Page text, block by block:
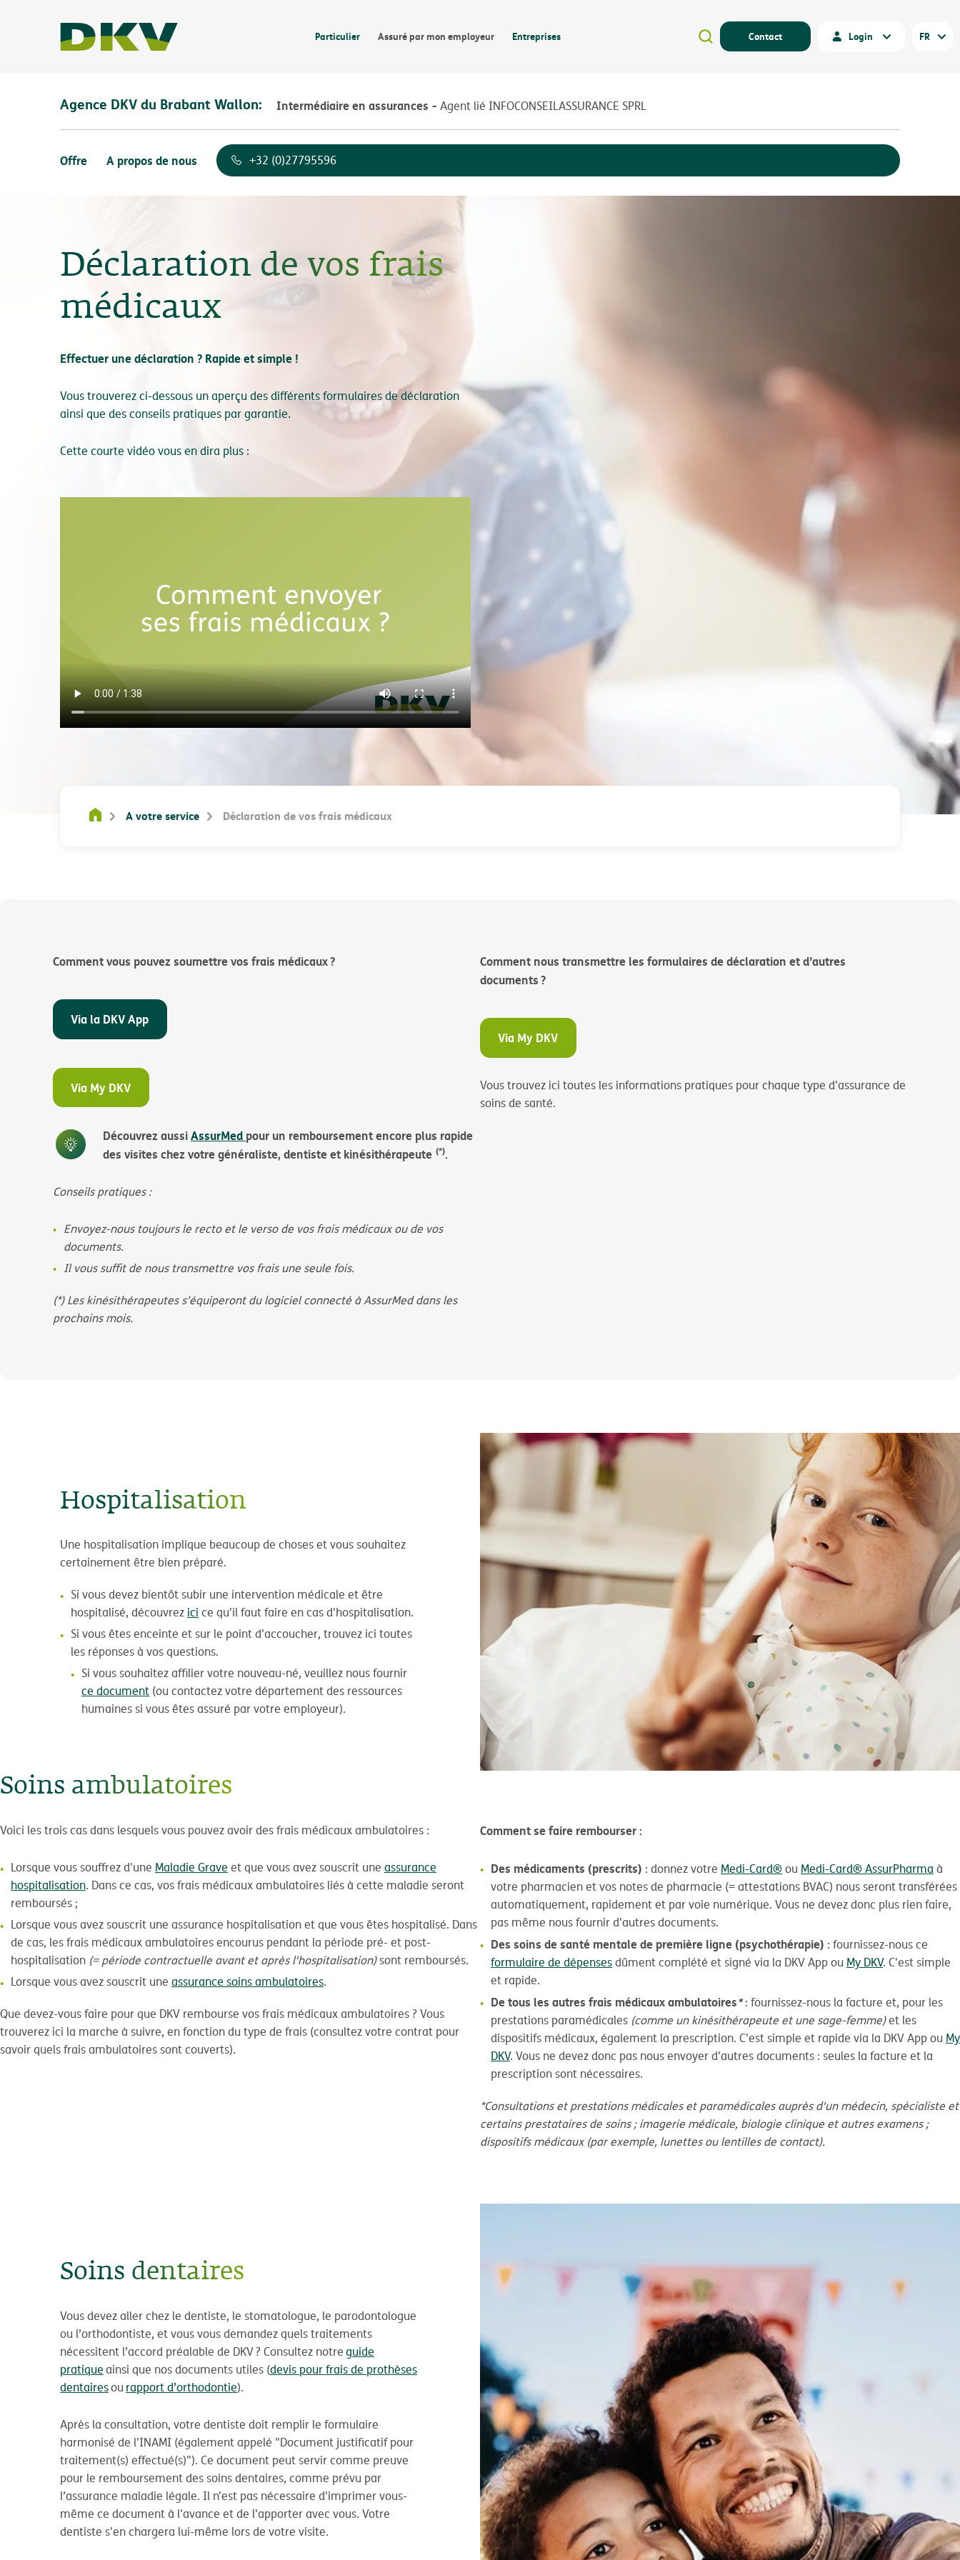
Particulier Assuré par mon employeur Entreprises Contact Login FR
Agence DKV du Brabant Wallon: Intermédiaire en assurances Agent lié INFOCONSEILASSURANCE SPRL
Offre A propos de nous +32 (0)27795596
Déclaration de vos frais
médicaux
Effectuer une déclaration ? Rapide et simple !
Vous trouverez ci-dessous un aperçu des différents formulaires de déclaration
ainsi que des conseils pratiques par garantie.
Cette courte vidéo vous en dira plus :
A votre service Déclaration de vos frais médicaux
Comment vous pouvez soumettre vos frais médicaux ?
Via la DKV App
Via My DKV
Découvrez aussiAssurMed pour un remboursement encore plus rapide
des visites chez votre généraliste, dentiste et kinésithérapeute (*).
Conseils pratiques :
Envoyez-nous toujours le recto et le verso de vos frais médicaux ou de vos
documents.
Il vous suffit de nous transmettre vos frais une seule fois.
(*) Les kinésithérapeutes s’équiperont du logiciel connecté à AssurMed dans les
prochains mois.
Comment nous transmettre les formulaires de déclaration et d’autres
documents ?
Via My DKV
Vous trouvez ici toutes les informations pratiques pour chaque type d'assurance de
soins de santé.
Hospitalisation
Une hospitalisation implique beaucoup de choses et vous souhaitez
certainement être bien préparé.
Si vous devez bientôt subir une intervention médicale et être
hospitalisé, découvrez ici ce qu'il faut faire en cas d'hospitalisation.
Si vous êtes enceinte et sur le point d'accoucher, trouvez ici toutes
les réponses à vos questions.
Si vous souhaitez affilier votre nouveau-né, veuillez nous fournir
ce document (ou contactez votre département des ressources
humaines si vous êtes assuré par votre employeur).
Soins ambulatoires
Voici les trois cas dans lesquels vous pouvez avoir des frais médicaux ambulatoires :
Lorsque vous souffrez d'une Maladie Grave et que vous avez souscrit une assurance
hospitalisation. Dans ce cas, vos frais médicaux ambulatoires liés à cette maladie seront
remboursés ;
Lorsque vous avez souscrit une assurance hospitalisation et que vous êtes hospitalisé. Dans
de cas, les frais médicaux ambulatoires encourus pendant la période pré- et post-
hospitalisation (= période contractuelle avant et après l'hospitalisation)sont remboursés.
Lorsque vous avez souscrit une assurance soins ambulatoires.
Que devez-vous faire pour que DKV rembourse vos frais médicaux ambulatoires ? Vous
trouverez ici la marche à suivre, en fonction du type de frais (consultez votre contrat pour
savoir quels frais ambulatoires sont couverts).
Comment se faire rembourser :
Des médicaments (prescrits) : donnez votre Medi-Card®ou Medi-Card® AssurPharma à
votre pharmacien et vos notes de pharmacie (= attestations BVAC) nous seront transférées
automatiquement, rapidement et par voie numérique. Vous ne devez donc plus rien faire,
pas même nous fournir d'autres documents.
Des soins de santé mentale de première ligne (psychothérapie) : fournissez-nous ce
formulaire de dépensesdûment complété et signé via la DKV App ou My DKV. C'est simple
et rapide.
De tous les autres frais médicaux ambulatoires*: fournissez-nous la facture et, pour les
prestations paramédicales (comme un kinésithérapeute et une sage-femme)et les
dispositifs médicaux, également la prescription. C'est simple et rapide via la DKV App ou My
DKV. Vous ne devez donc pas nous envoyer d'autres documents : seules la facture et la
prescription sont nécessaires.
*Consultations et prestations médicales et paramédicales auprès d'un médecin, spécialiste et
certains prestataires de soins ; imagerie médicale, biologie clinique et autres examens ;
dispositifs médicaux (par exemple, lunettes ou lentilles de contact).
Soins dentaires
Vous devez aller chez le dentiste, le stomatologue, le parodontologue
ou l’orthodontiste, et vous vous demandez quels traitements
nécessitent l’accord préalable de DKV ? Consultez notreguide
pratiqueainsi que nos documents utiles (devis pour frais de prothèses
dentairesou rapport d’orthodontie).
Après la consultation, votre dentiste doit remplir le formulaire
harmonisé de l'INAMI (également appelé "Document justificatif pour
traitement(s) effectué(s)"). Ce document peut servir comme preuve
pour le remboursement des soins dentaires, comme prévu par
l’assurance maladie légale. Il n'est pas nécessaire d'imprimer vous-
même ce document à l'avance et de l'apporter avec vous. Votre
dentiste s'en chargera lui-même lors de votre visite.